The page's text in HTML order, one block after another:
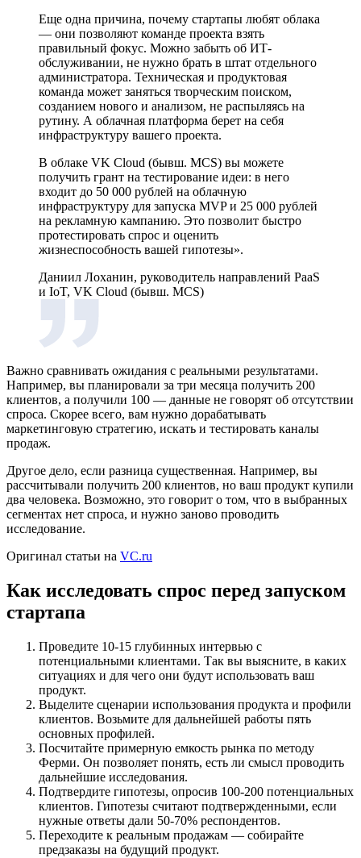
Еще одна причина, почему стартапы любят облака
— они позволяют команде проекта взять
правильный фокус. Можно забыть об ИТ-
обслуживании, не нужно брать в штат отдельного
администратора. Техническая и продуктовая
команда может заняться творческим поиском,
созданием нового и анализом, не распыляясь на
рутину. А облачная платформа берет на себя
инфраструктуру вашего проекта.
В облаке VK Cloud (бывш. MCS) вы можете
получить грант на тестирование идеи: в него
входит до 50 000 рублей на облачную
инфраструктуру для запуска MVP и 25 000 рублей
на рекламную кампанию. Это позволит быстро
протестировать спрос и оценить
жизнеспособность вашей гипотезы».
Даниил Лоханин, руководитель направлений PaaS
и IoT, VK Cloud (бывш. MCS)
Важно сравнивать ожидания с реальными результатами.
Например, вы планировали за три месяца получить 200
клиентов, а получили 100 — данные не говорят об отсутствии
спроса. Скорее всего, вам нужно дорабатывать
маркетинговую стратегию, искать и тестировать каналы
продаж.
Другое дело, если разница существенная. Например, вы
рассчитывали получить 200 клиентов, но ваш продукт купили
два человека. Возможно, это говорит о том, что в выбранных
сегментах нет спроса, и нужно заново проводить
исследование.
Оригинал статьи на VC.ru
Как исследовать спрос перед запуском
стартапа
Проведите 10-15 глубинных интервью с
потенциальными клиентами. Так вы выясните, в каких
ситуациях и для чего они будут использовать ваш
продукт.
Выделите сценарии использования продукта и профили
клиентов. Возьмите для дальнейшей работы пять
основных профилей.
Посчитайте примерную емкость рынка по методу
Ферми. Он позволяет понять, есть ли смысл проводить
дальнейшие исследования.
Подтвердите гипотезы, опросив 100-200 потенциальных
клиентов. Гипотезы считают подтвержденными, если
нужные ответы дали 50-70% респондентов.
Переходите к реальным продажам — собирайте
предзаказы на будущий продукт.